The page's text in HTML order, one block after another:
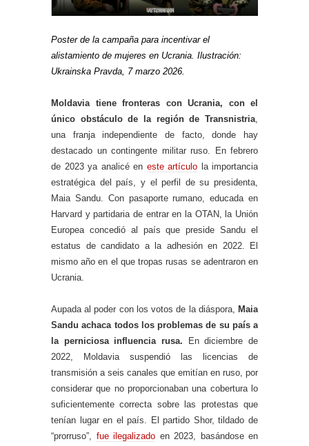
Poster de la campaña para incentivar el
alistamiento de mujeres en Ucrania. Ilustración:
Ukrainska Pravda, 7 marzo 2026.
Moldavia tiene fronteras con Ucrania, con el
único obstáculo de la región de Transnistria,
una franja independiente de facto, donde hay
destacado un contingente militar ruso. En febrero
de 2023 ya analicé en este artículo la importancia
estratégica del país, y el perfil de su presidenta,
Maia Sandu. Con pasaporte rumano, educada en
Harvard y partidaria de entrar en la OTAN, la Unión
Europea concedió al país que preside Sandu el
estatus de candidato a la adhesión en 2022. El
mismo año en el que tropas rusas se adentraron en
Ucrania.
Aupada al poder con los votos de la diáspora, Maia
Sandu achaca todos los problemas de su país a
la perniciosa influencia rusa. En diciembre de
2022, Moldavia suspendió las licencias de
transmisión a seis canales que emitían en ruso, por
considerar que no proporcionaban una cobertura lo
suficientemente correcta sobre las protestas que
tenían lugar en el país. El partido Shor, tildado de
“prorruso”, fue ilegalizado en 2023, basándose en